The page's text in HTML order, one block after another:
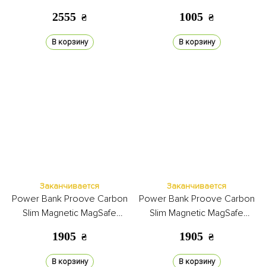
LED Lamp black
2555 ₴
В корзину
1005 ₴
В корзину
Заканчивается
Power Bank Proove Carbon
Slim Magnetic MagSafe
1905 ₴
В корзину
Заканчивается
Power Bank Proove Carbon
Slim Magnetic MagSafe
1905 ₴
В корзину